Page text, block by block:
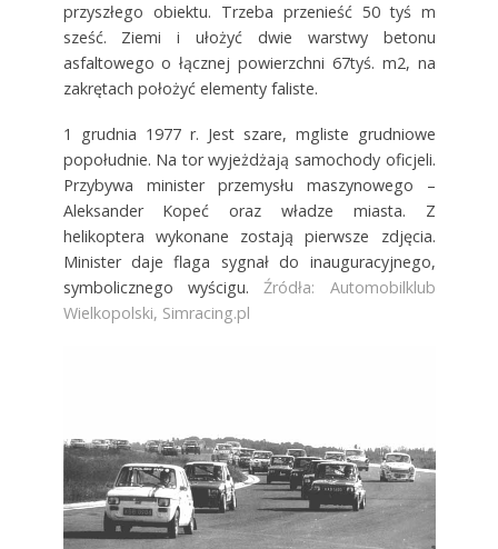
przyszłego obiektu. Trzeba przenieść 50 tyś m
sześć. Ziemi i ułożyć dwie warstwy betonu
asfaltowego o łącznej powierzchni 67tyś. m2, na
zakrętach położyć elementy faliste.
1 grudnia 1977 r. Jest szare, mgliste grudniowe
popołudnie. Na tor wyjeżdżają samochody oficjeli.
Przybywa minister przemysłu maszynowego –
Aleksander Kopeć oraz władze miasta. Z
helikoptera wykonane zostają pierwsze zdjęcia.
Minister daje flaga sygnał do inauguracyjnego,
symbolicznego wyścigu.Źródła: Automobilklub
Wielkopolski, Simracing.pl